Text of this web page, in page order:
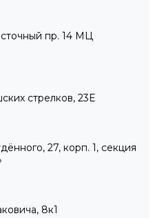
пр. 14 МЦ
стрелков, 23Е
27, корп. 1, секция
8к1